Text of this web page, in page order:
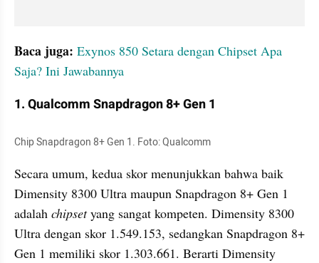
Baca juga: Exynos 850 Setara dengan Chipset Apa
Saja? Ini Jawabannya
1. Qualcomm Snapdragon 8+ Gen 1
Chip Snapdragon 8+ Gen 1. Foto: Qualcomm
Secara umum, kedua skor menunjukkan bahwa baik
Dimensity 8300 Ultra maupun Snapdragon 8+ Gen 1
adalah chipset yang sangat kompeten. Dimensity 8300
Ultra dengan skor 1.549.153, sedangkan Snapdragon 8+
Gen 1 memiliki skor 1.303.661. Berarti Dimensity